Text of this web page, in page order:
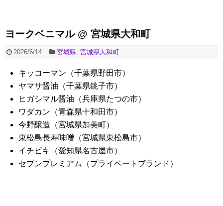
ヨークベニマル @ 宮城県大和町
2026/6/14 宮城県, 宮城県大和町
キッコーマン（千葉県野田市）
ヤマサ醤油（千葉県銚子市）
ヒガシマル醤油（兵庫県たつの市）
ワダカン（青森県十和田市）
今野醸造（宮城県加美町）
東松島長寿味噌（宮城県東松島市）
イチビキ（愛知県名古屋市）
セブンプレミアム（プライベートブランド）